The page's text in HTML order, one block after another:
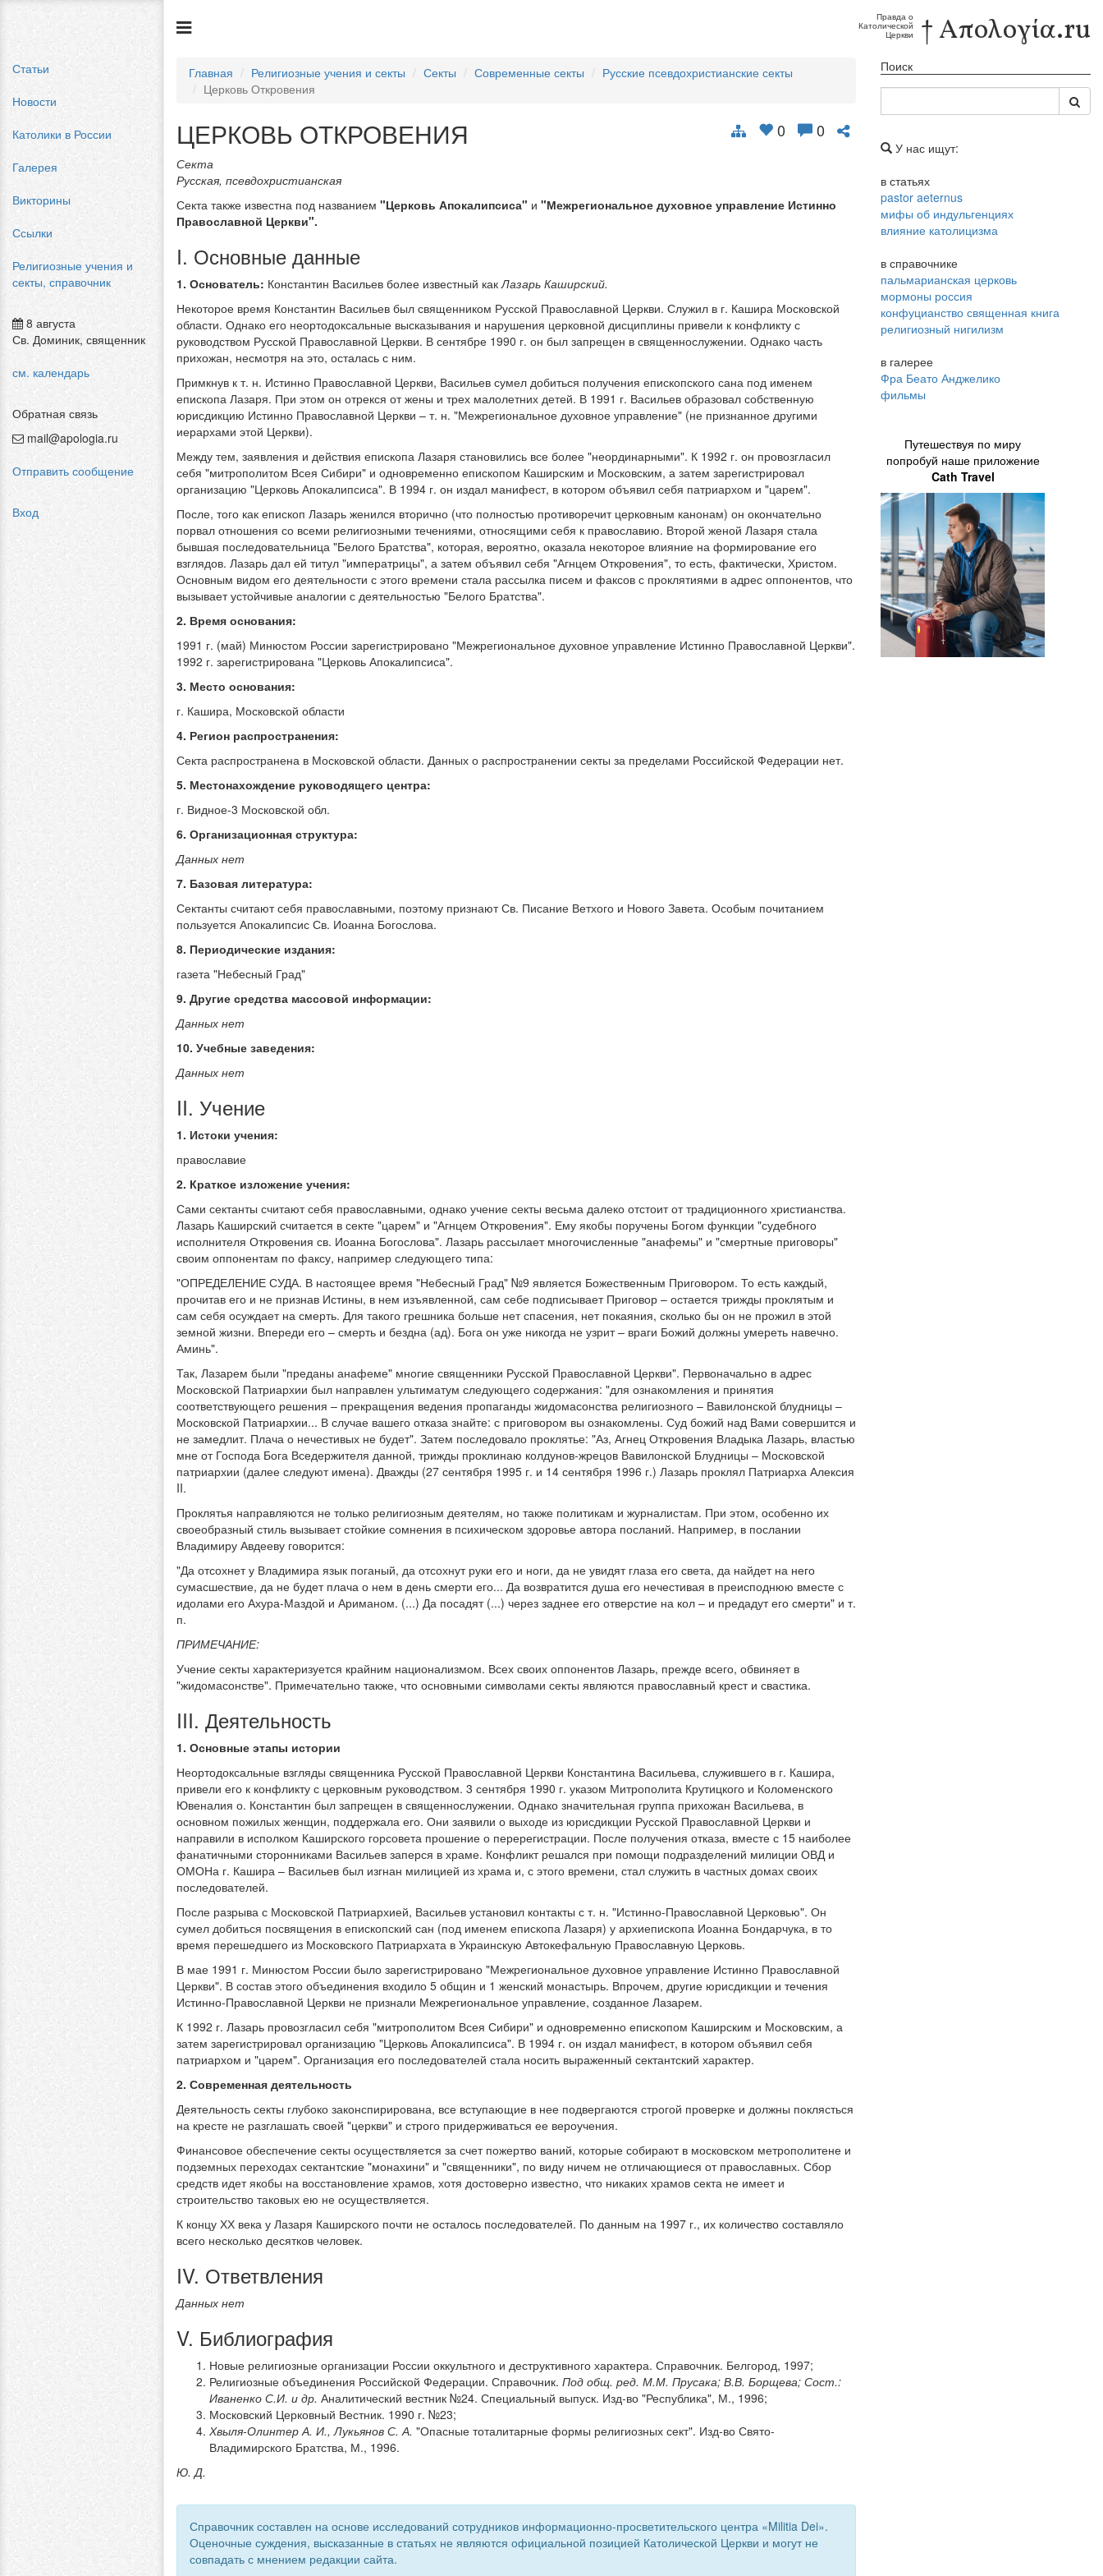
Статьи
Новости
Католики в России
Галерея
Викторины
Ссылки
Религиозные учения и
секты, справочник
8 августа
Св. Доминик, священник
см. календарь
Обратная связь
mail@apologia.ru
Отправить сообщение
Вход
Правда о
Католической
Церкви † Απολογία.ru
Главная Религиозные учения и секты Секты Современные секты
Русские псевдохристианские секты
Церковь Откровения
0 0
ЦЕРКОВЬ ОТКРОВЕНИЯ
Секта
Русская, псевдохристианская
Секта также известна под названием "Церковь Апокалипсиса" и "Межрегиональное духовное управление Истинно
Православной Церкви".
I. Основные данные
1. Основатель: Константин Васильев более известный какЛазарь Каширский.
Некоторое время Константин Васильев был священником Русской Православной Церкви. Служил в г. Кашира Московской
области. Однако его неортодоксальные высказывания и нарушения церковной дисциплины привели к конфликту с
руководством Русской Православной Церкви. В сентябре 1990 г. он был запрещен в священнослужении. Однако часть
прихожан, несмотря на это, осталась с ним.
Примкнув к т. н. Истинно Православной Церкви, Васильев сумел добиться получения епископского сана под именем
епископа Лазаря. При этом он отрекся от жены и трех малолетних детей. В 1991 г. Васильев образовал собственную
юрисдикцию Истинно Православной Церкви – т. н. "Межрегиональное духовное управление" (не признанное другими
иерархами этой Церкви).
Между тем, заявления и действия епископа Лазаря становились все более "неординарными". К 1992 г. он провозгласил
себя "митрополитом Всея Сибири" и одновременно епископом Каширским и Московским, а затем зарегистрировал
организацию "Церковь Апокалипсиса". В 1994 г. он издал манифест, в котором объявил себя патриархом и "царем".
После, того как епископ Лазарь женился вторично (что полностью противоречит церковным канонам) он окончательно
порвал отношения со всеми религиозными течениями, относящими себя к православию. Второй женой Лазаря стала
бывшая последовательница "Белого Братства", которая, вероятно, оказала некоторое влияние на формирование его
взглядов. Лазарь дал ей титул "императрицы", а затем объявил себя "Агнцем Откровения", то есть, фактически, Христом.
Основным видом его деятельности с этого времени стала рассылка писем и факсов с проклятиями в адрес оппонентов, что
вызывает устойчивые аналогии с деятельностью "Белого Братства".
2. Время основания:
1991 г. (май) Минюстом России зарегистрировано "Межрегиональное духовное управление Истинно Православной Церкви".
1992 г. зарегистрирована "Церковь Апокалипсиса".
3. Место основания:
г. Кашира, Московской области
4. Регион распространения:
Секта распространена в Московской области. Данных о распространении секты за пределами Российской Федерации нет.
5. Местонахождение руководящего центра:
г. Видное-3 Московской обл.
6. Организационная структура:
Данных нет
7. Базовая литература:
Сектанты считают себя православными, поэтому признают Св. Писание Ветхого и Нового Завета. Особым почитанием
пользуется Апокалипсис Св. Иоанна Богослова.
8. Периодические издания:
газета "Небесный Град"
9. Другие средства массовой информации:
Данных нет
10. Учебные заведения:
Данных нет
II. Учение
1. Истоки учения:
православие
2. Краткое изложение учения:
Сами сектанты считают себя православными, однако учение секты весьма далеко отстоит от традиционного христианства.
Лазарь Каширский считается в секте "царем" и "Агнцем Откровения". Ему якобы поручены Богом функции "судебного
исполнителя Откровения св. Иоанна Богослова". Лазарь рассылает многочисленные "анафемы" и "смертные приговоры"
своим оппонентам по факсу, например следующего типа:
"ОПРЕДЕЛЕНИЕ СУДА. В настоящее время "Небесный Град" №9 является Божественным Приговором. То есть каждый,
прочитав его и не признав Истины, в нем изъявленной, сам себе подписывает Приговор – остается трижды проклятым и
сам себя осуждает на смерть. Для такого грешника больше нет спасения, нет покаяния, сколько бы он не прожил в этой
земной жизни. Впереди его – смерть и бездна (ад). Бога он уже никогда не узрит – враги Божий должны умереть навечно.
Аминь".
Так, Лазарем были "преданы анафеме" многие священники Русской Православной Церкви". Первоначально в адрес
Московской Патриархии был направлен ультиматум следующего содержания: "для ознакомления и принятия
соответствующего решения – прекращения ведения пропаганды жидомасонства религиозного – Вавилонской блудницы –
Московской Патриархии... В случае вашего отказа знайте: с приговором вы ознакомлены. Суд божий над Вами совершится и
не замедлит. Плача о нечестивых не будет". Затем последовало проклятье: "Аз, Агнец Откровения Владыка Лазарь, властью
мне от Господа Бога Вседержителя данной, трижды проклинаю колдунов-жрецов Вавилонской Блудницы – Московской
патриархии (далее следуют имена). Дважды (27 сентября 1995 г. и 14 сентября 1996 г.) Лазарь проклял Патриарха Алексия
II.
Проклятья направляются не только религиозным деятелям, но также политикам и журналистам. При этом, особенно их
своеобразный стиль вызывает стойкие сомнения в психическом здоровье автора посланий. Например, в послании
Владимиру Авдееву говорится:
"Да отсохнет у Владимира язык поганый, да отсохнут руки его и ноги, да не увидят глаза его света, да найдет на него
сумасшествие, да не будет плача о нем в день смерти его... Да возвратится душа его нечестивая в преисподнюю вместе с
идолами его Ахура-Маздой и Ариманом. (...) Да посадят (...) через заднее его отверстие на кол – и предадут его смерти" и т.
п.
ПРИМЕЧАНИЕ:
Учение секты характеризуется крайним национализмом. Всех своих оппонентов Лазарь, прежде всего, обвиняет в
"жидомасонстве". Примечательно также, что основными символами секты являются православный крест и свастика.
III. Деятельность
1. Основные этапы истории
Неортодоксальные взгляды священника Русской Православной Церкви Константина Васильева, служившего в г. Кашира,
привели его к конфликту с церковным руководством. 3 сентября 1990 г. указом Митрополита Крутицкого и Коломенского
Ювеналия о. Константин был запрещен в священнослужении. Однако значительная группа прихожан Васильева, в
основном пожилых женщин, поддержала его. Они заявили о выходе из юрисдикции Русской Православной Церкви и
направили в исполком Каширского горсовета прошение о перерегистрации. После получения отказа, вместе с 15 наиболее
фанатичными сторонниками Васильев заперся в храме. Конфликт решался при помощи подразделений милиции ОВД и
ОМОНа г. Кашира – Васильев был изгнан милицией из храма и, с этого времени, стал служить в частных домах своих
последователей.
После разрыва с Московской Патриархией, Васильев установил контакты с т. н. "Истинно-Православной Церковью". Он
сумел добиться посвящения в епископский сан (под именем епископа Лазаря) у архиепископа Иоанна Бондарчука, в то
время перешедшего из Московского Патриархата в Украинскую Автокефальную Православную Церковь.
В мае 1991 г. Минюстом России было зарегистрировано "Межрегиональное духовное управление Истинно Православной
Церкви". В состав этого объединения входило 5 общин и 1 женский монастырь. Впрочем, другие юрисдикции и течения
Истинно-Православной Церкви не признали Межрегиональное управление, созданное Лазарем.
К 1992 г. Лазарь провозгласил себя "митрополитом Всея Сибири" и одновременно епископом Каширским и Московским, а
затем зарегистрировал организацию "Церковь Апокалипсиса". В 1994 г. он издал манифест, в котором объявил себя
патриархом и "царем". Организация его последователей стала носить выраженный сектантский характер.
2. Современная деятельность
Деятельность секты глубоко законспирирована, все вступающие в нее подвергаются строгой проверке и должны поклясться
на кресте не разглашать своей "церкви" и строго придерживаться ее вероучения.
Финансовое обеспечение секты осуществляется за счет пожертво ваний, которые собирают в московском метрополитене и
подземных переходах сектантские "монахини" и "священники", по виду ничем не отличающиеся от православных. Сбор
средств идет якобы на восстановление храмов, хотя достоверно известно, что никаких храмов секта не имеет и
строительство таковых ею не осуществляется.
К концу ХХ века у Лазаря Каширского почти не осталось последователей. По данным на 1997 г., их количество составляло
всего несколько десятков человек.
IV. Ответвления
Данных нет
V. Библиография
Новые религиозные организации России оккультного и деструктивного характера. Справочник. Белгород, 1997;
Религиозные объединения Российской Федерации. Справочник. Под общ. ред. М.М. Прусака; В.В. Борщева; Сост.:
Иваненко С.И. и др. Аналитический вестник №24. Специальный выпуск. Изд-во "Республика", М., 1996;
Московский Церковный Вестник. 1990 г. №23;
Хвыля-Олинтер А. И., Лукьянов С. А. "Опасные тоталитарные формы религиозных сект". Изд-во Свято-
Владимирского Братства, М., 1996.
Ю. Д.
Справочник составлен на основе исследований сотрудников информационно-просветительского центра «Militia Dei».
Оценочные суждения, высказанные в статьях не являются официальной позицией Католической Церкви и могут не
совпадать с мнением редакции сайта.
Поиск
У нас ищут:
в статьях
pastor aeternus
мифы об индульгенциях
влияние католицизма
в справочнике
пальмарианская церковь
мормоны россия
конфуцианство священная книга
религиозный нигилизм
в галерее
Фра Беато Анджелико
фильмы
Путешествуя по миру
попробуй наше приложение
Cath Travel